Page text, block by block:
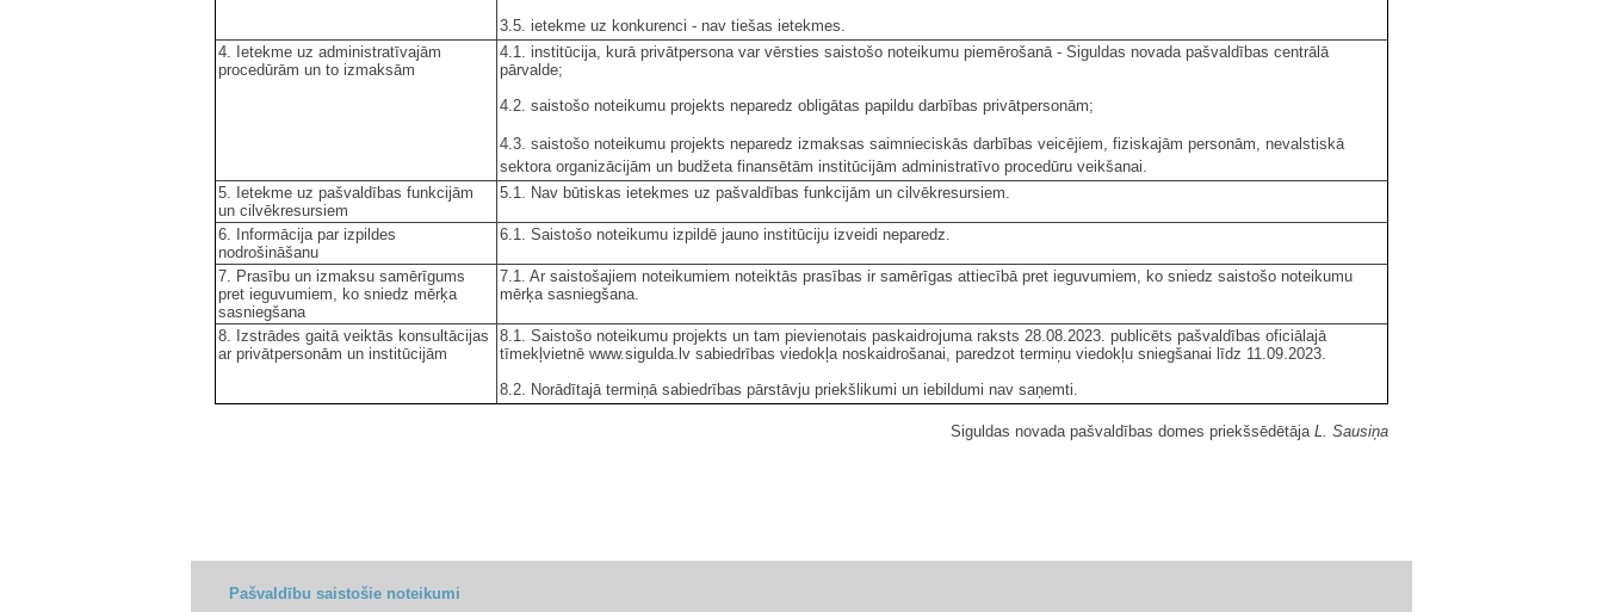
3.5. ietekme uz konkurenci - nav tiešas ietekmes.
4. Ietekme uz administratīvajām
procedūrām un to izmaksām
4.1. institūcija, kurā privātpersona var vērsties saistošo noteikumu piemērošanā - Siguldas novada pašvaldības centrālā
pārvalde;
4.2. saistošo noteikumu projekts neparedz obligātas papildu darbības privātpersonām;
4.3. saistošo noteikumu projekts neparedz izmaksas saimnieciskās darbības veicējiem, fiziskajām personām, nevalstiskā
sektora organizācijām un budžeta finansētām institūcijām administratīvo procedūru veikšanai.
5. Ietekme uz pašvaldības funkcijām
un cilvēkresursiem
5.1. Nav būtiskas ietekmes uz pašvaldības funkcijām un cilvēkresursiem.
6. Informācija par izpildes
nodrošināšanu
6.1. Saistošo noteikumu izpildē jauno institūciju izveidi neparedz.
7. Prasību un izmaksu samērīgums
pret ieguvumiem, ko sniedz mērķa
sasniegšana
7.1. Ar saistošajiem noteikumiem noteiktās prasības ir samērīgas attiecībā pret ieguvumiem, ko sniedz saistošo noteikumu
mērķa sasniegšana.
8. Izstrādes gaitā veiktās konsultācijas
ar privātpersonām un institūcijām
8.1. Saistošo noteikumu projekts un tam pievienotais paskaidrojuma raksts 28.08.2023. publicēts pašvaldības oficiālajā
tīmekļvietnē www.sigulda.lv sabiedrības viedokļa noskaidrošanai, paredzot termiņu viedokļu sniegšanai līdz 11.09.2023.
8.2. Norādītajā termiņā sabiedrības pārstāvju priekšlikumi un iebildumi nav saņemti.
Siguldas novada pašvaldības domes priekšsēdētāja L. Sausiņa
Pašvaldību saistošie noteikumi